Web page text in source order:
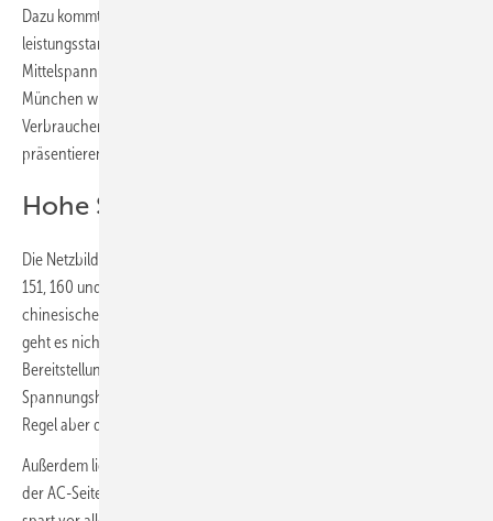
Dazu kommt noch eine neue Mittelspannungsstation, die zwei
leistungsstarke Wechselrichter sowie zwei Transformatoren und eine
Mittelspannungsschaltanlage in einem Container kombiniert. In
München wird das Unternehmen auch eine Lösung für große
Verbraucher mit hochdynamischen Lastprofilen wie Rechenzentren
präsentieren.
Hohe Spannung spart Kabel
Die Netzbildung von Solaranlagen hat auch Huawei (C1.110, 111, 131,
151, 160 und 171) mit seinem neuen SUN2000-506KTL im Blick. Der
chinesische Anbieter realisiert dies mit Stringwechselrichtern. Dabei
geht es nicht um den Aufbau von Inselnetzen, sondern um die
Bereitstellung von Netzdienstleistungen wie Frequenz- und
Spannungshaltung, die bisher bestenfalls Batteriespeicher, in der
Regel aber die großen fossilen Kraftwerke geliefert haben.
Außerdem liefert der Wechselrichter bis zu 1.000 Volt Spannung auf
der AC-Seite. Bisher üblich sind bis zu 800 Volt. Die höhere Spannung